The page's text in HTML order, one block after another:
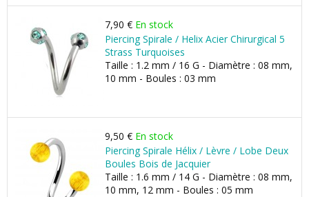
7,90 € En stock
Piercing Spirale / Helix Acier Chirurgical 5
Strass Turquoises
Taille : 1.2 mm / 16 G - Diamètre : 08 mm,
10 mm - Boules : 03 mm
9,50 € En stock
Piercing Spirale Hélix / Lèvre / Lobe Deux
Boules Bois de Jacquier
Taille : 1.6 mm / 14 G - Diamètre : 08 mm,
10 mm, 12 mm - Boules : 05 mm